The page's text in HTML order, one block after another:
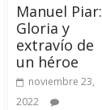
Manuel Piar:
Gloria y
extravío de
un héroe
noviembre 23,
2022